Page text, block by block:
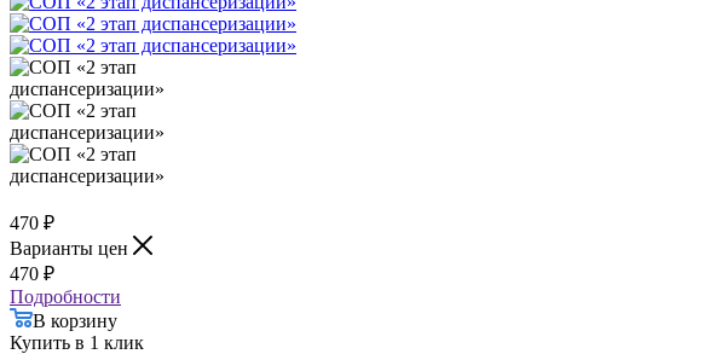
470 ₽
Варианты цен
470 ₽
Подробности
В корзину
Купить в 1 клик